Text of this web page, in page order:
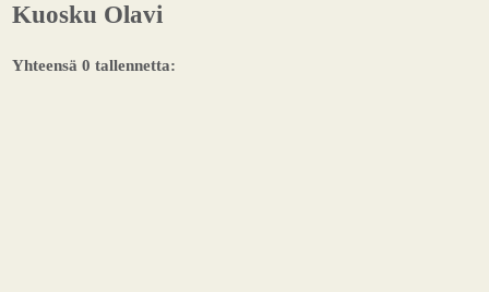
Kuosku Olavi
Yhteensä 0 tallennetta: